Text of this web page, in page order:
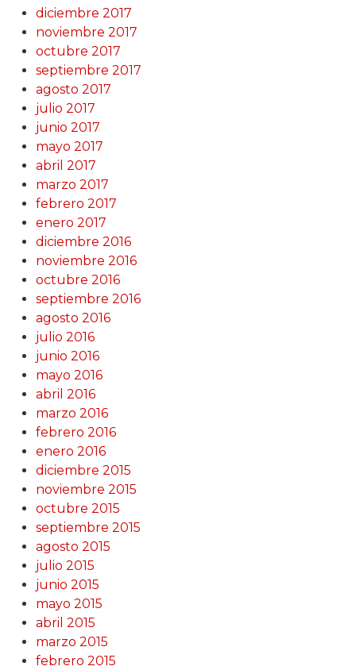
diciembre 2017
noviembre 2017
octubre 2017
septiembre 2017
agosto 2017
julio 2017
junio 2017
mayo 2017
abril 2017
marzo 2017
febrero 2017
enero 2017
diciembre 2016
noviembre 2016
octubre 2016
septiembre 2016
agosto 2016
julio 2016
junio 2016
mayo 2016
abril 2016
marzo 2016
febrero 2016
enero 2016
diciembre 2015
noviembre 2015
octubre 2015
septiembre 2015
agosto 2015
julio 2015
junio 2015
mayo 2015
abril 2015
marzo 2015
febrero 2015